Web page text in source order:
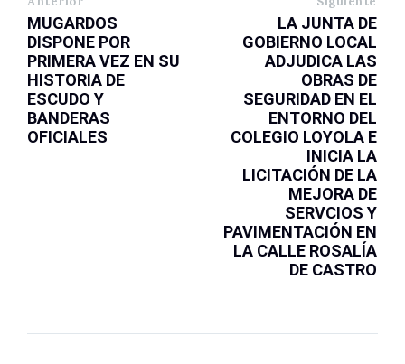
MUGARDOS
DISPONE POR
PRIMERA VEZ EN SU
HISTORIA DE
ESCUDO Y
BANDERAS
OFICIALES
LA JUNTA DE
GOBIERNO LOCAL
ADJUDICA LAS
OBRAS DE
SEGURIDAD EN EL
ENTORNO DEL
COLEGIO LOYOLA E
INICIA LA
LICITACIÓN DE LA
MEJORA DE
SERVCIOS Y
PAVIMENTACIÓN EN
LA CALLE ROSALÍA
DE CASTRO